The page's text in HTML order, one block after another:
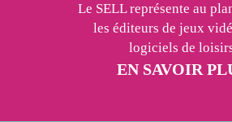
Le SELL représente au
les éditeurs de jeux
logiciels de
EN SAVOIR